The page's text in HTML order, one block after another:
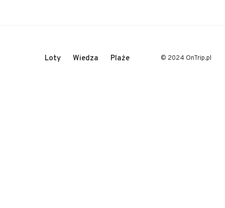
Loty Wiedza Plaże © 2024 OnTrip.pl